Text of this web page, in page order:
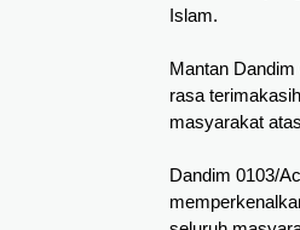
Islam.
Mantan
rasa
masyarakat
Dandim 0103/